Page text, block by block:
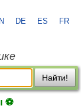
DE ES FR
Найти!
⚽